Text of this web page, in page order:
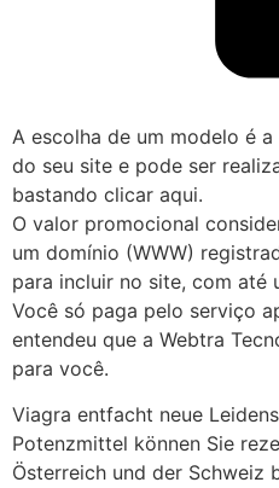
A escolha de um modelo é
do seu site e pode ser
bastando clicar aqui.
O valor promocional
um domínio (WWW)
para incluir no site, com até
Você só paga pelo serviço
entendeu que a Webtra
para você.
Viagra entfacht neue
Potenzmittel können Sie
Österreich und der Schweiz